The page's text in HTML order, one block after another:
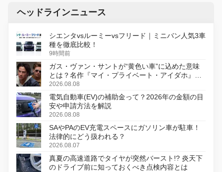
ヘッドラインニュース
シエンタvsルーミーvsフリード｜ミニバン人気3車
種を徹底比較！
9時間前
ガス・ヴァン・サントが“黄色い車”に込めた意味
とは？名作『マイ・プライベート・アイダホ』が
初のデジタルリマスター版で復活
2026.08.08
電気自動車(EV)の補助金って？2026年の金額の目
安や申請方法を解説
2026.08.08
SAやPAのEV充電スペースにガソリン車が駐車！
法律的にどう扱われる？
2026.08.07
真夏の高速道路でタイヤが突然バースト!? 炎天下
のドライブ前に知っておくべき点検内容とは